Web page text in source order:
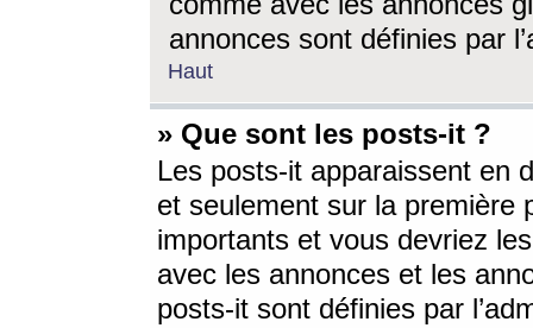
annonces sont définies par
Haut
» Que sont les posts-it ?
Les posts-it apparaissent en
et seulement sur la première
importants et vous devriez
avec les annonces et les
posts-it sont définies par